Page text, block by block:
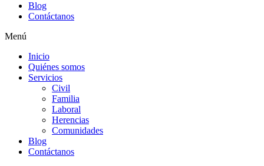
Blog
Contáctanos
Menú
Inicio
Quiénes somos
Servicios
Civil
Familia
Laboral
Herencias
Comunidades
Blog
Contáctanos